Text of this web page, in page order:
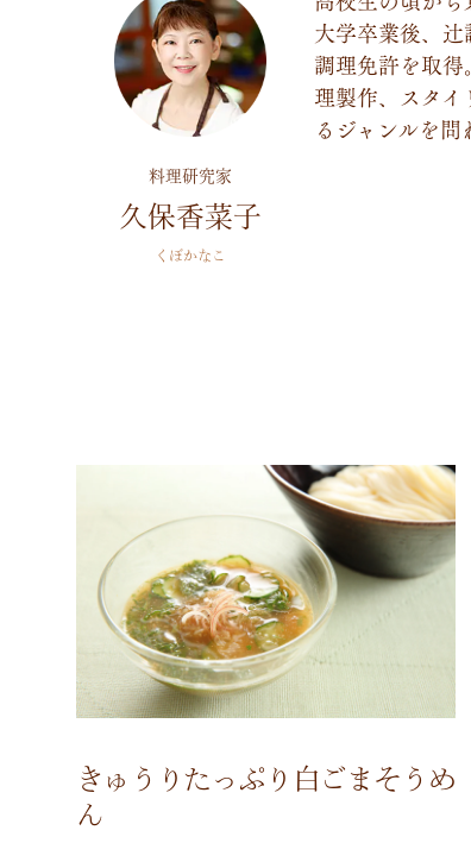
料理研究家
久保香菜子
くぼかなこ
大学卒業後、
調理免許を取
理製作、スタイ
るジャンルを問
きゅうりたっぷり白ごまそうめ
ん